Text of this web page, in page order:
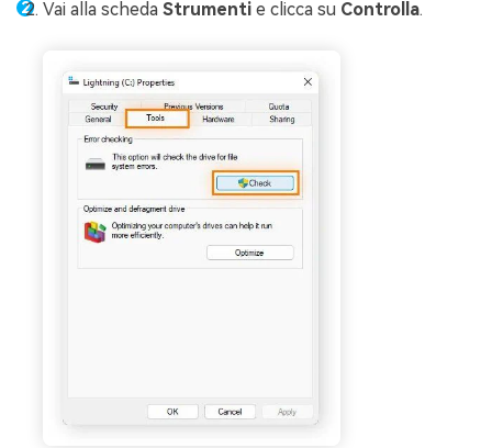
Vai alla scheda Strumenti e clicca su Controlla.